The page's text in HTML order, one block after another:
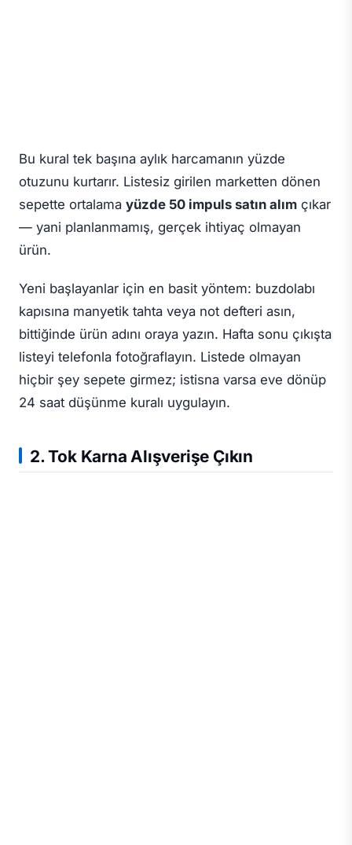
Bu kural tek başına aylık harcamanın yüzde
otuzunu kurtarır. Listesiz girilen marketten dönen
sepette ortalama yüzde 50 impuls satın alım çıkar
— yani planlanmamış, gerçek ihtiyaç olmayan
ürün.
Yeni başlayanlar için en basit yöntem: buzdolabı
kapısına manyetik tahta veya not defteri asın,
bittiğinde ürün adını oraya yazın. Hafta sonu çıkışta
listeyi telefonla fotoğraflayın. Listede olmayan
hiçbir şey sepete girmez; istisna varsa eve dönüp
24 saat düşünme kuralı uygulayın.
2. Tok Karna Alışverişe Çıkın